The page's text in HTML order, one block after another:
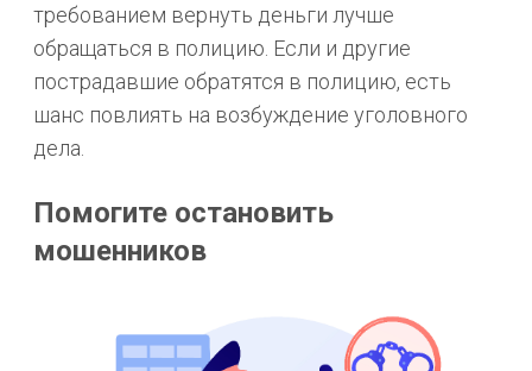
требованием вернуть деньги лучше
обращаться в полицию. Если и другие
пострадавшие обратятся в полицию, есть
шанс повлиять на возбуждение уголовного
дела.
Помогите остановить
мошенников